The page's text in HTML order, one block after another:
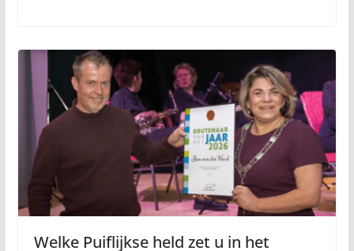
Welke Puiflijkse held zet u in het